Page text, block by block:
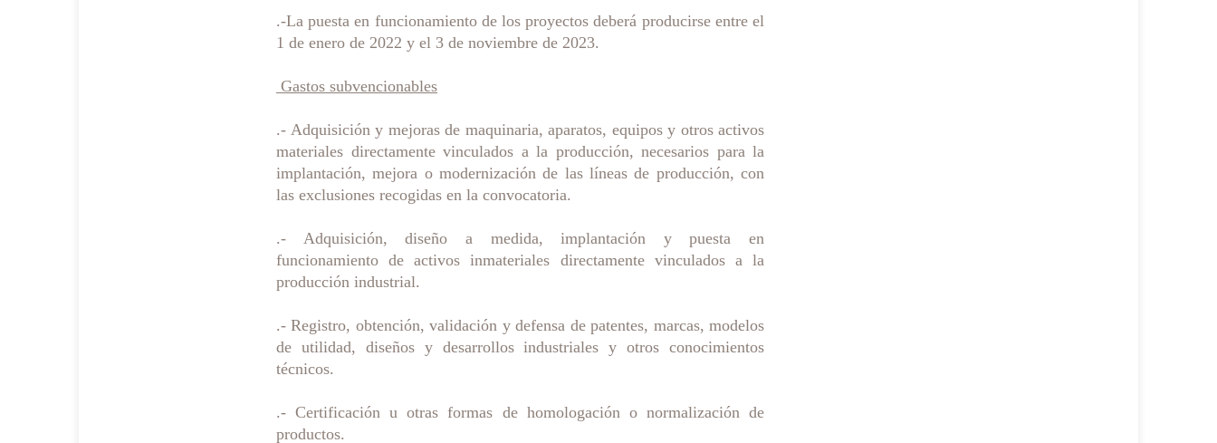
.-La puesta en funcionamiento de los proyectos deberá producirse entre el
1 de enero de 2022 y el 3 de noviembre de 2023.
Gastos subvencionables
.- Adquisición y mejoras de maquinaria, aparatos, equipos y otros activos
materiales directamente vinculados a la producción, necesarios para la
implantación, mejora o modernización de las líneas de producción, con
las exclusiones recogidas en la convocatoria.
.- Adquisición, diseño a medida, implantación y puesta en
funcionamiento de activos inmateriales directamente vinculados a la
producción industrial.
.- Registro, obtención, validación y defensa de patentes, marcas, modelos
de utilidad, diseños y desarrollos industriales y otros conocimientos
técnicos.
.- Certificación u otras formas de homologación o normalización de
productos.